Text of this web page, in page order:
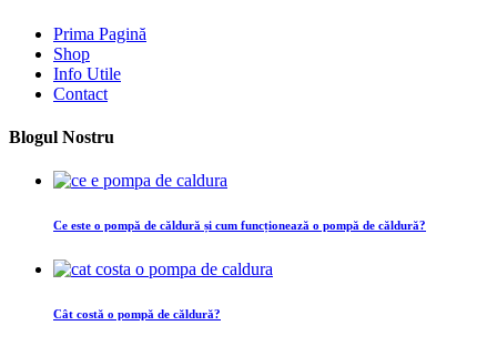
Prima Pagină
Shop
Info Utile
Contact
Blogul Nostru
Ce este o pompă de căldură și cum funcționează o pompă de căldură?
Cât costă o pompă de căldură?